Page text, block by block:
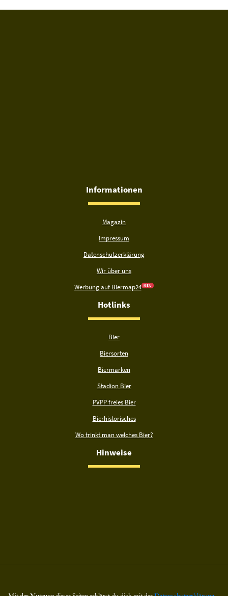
Informationen
Magazin
Impressum
Datenschutzerklärung
Wir über uns
Werbung auf Biermap24 N E U
Hotlinks
Bier
Biersorten
Biermarken
Stadion Bier
PVPP freies Bier
Bierhistorisches
Wo trinkt man welches Bier?
Hinweise